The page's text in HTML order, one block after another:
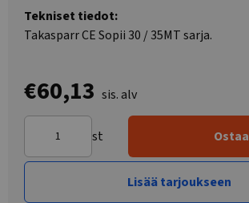
Tekniset tiedot:
Takasparr CE Sopii 30 / 35MT sarja.
€60,13 sis. alv
st Ostaa
Lisää tarjoukseen